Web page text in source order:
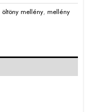
öltöny mellény, mellény